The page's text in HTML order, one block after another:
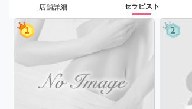
店舗詳細 セラピスト